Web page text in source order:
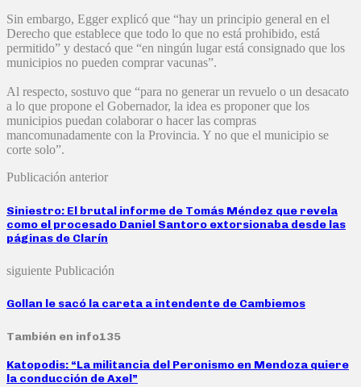
Sin embargo, Egger explicó que “hay un principio general en el
Derecho que establece que todo lo que no está prohibido, está
permitido” y destacó que “en ningún lugar está consignado que los
municipios no pueden comprar vacunas”.
Al respecto, sostuvo que “para no generar un revuelo o un desacato
a lo que propone el Gobernador, la idea es proponer que los
municipios puedan colaborar o hacer las compras
mancomunadamente con la Provincia. Y no que el municipio se
corte solo”.
Publicación anterior
Siniestro: El brutal informe de Tomás Méndez que revela
como el procesado Daniel Santoro extorsionaba desde las
páginas de Clarín
siguiente Publicación
Gollan le sacó la careta a intendente de Cambiemos
También en info135
Katopodis: “La militancia del Peronismo en Mendoza quiere
la conducción de Axel”